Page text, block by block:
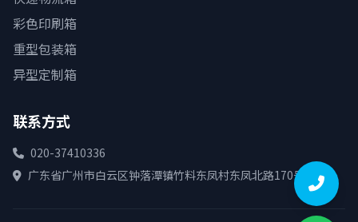
彩色印刷箱
重型包装箱
异型定制箱
联系方式
020-37410336
广东省广州市白云区钟落潭镇竹料东凤村东凤北路170号